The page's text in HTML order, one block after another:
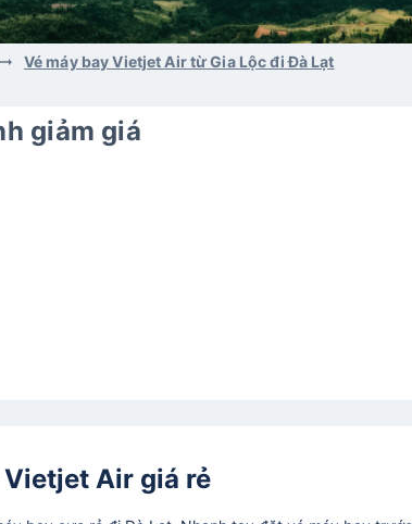
Vé máy bay Vietjet Air từ Gia Lộc đi Đà Lạt
giảm giá
Air giá rẻ